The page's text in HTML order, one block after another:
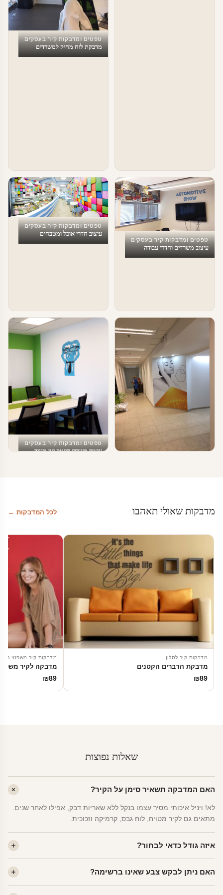
טפטים ומדבקות קיר בעסקים
מדבקת לוח מחיק למשרדים
טפטים ומדבקות קיר בעסקים
עיצוב משרדים וחדרי עבודה
טפטים ומדבקות קיר בעסקים
עיצוב חדרי אוכל ומטבחים
טפטים ומדבקות קיר בעסקים
עיצוב משרדי הייטק יען מגניב
מדבקות שאולי תאהבו לכל המדבקות ←
מדבקות קיר לסלון
מדבקת הדברים הקטנים
₪89
מדבקות קיר משפטי
מדבקה לקיר
₪89
שאלות נפוצות
האם המדבקה תשאיר סימן על הקיר?
לא! ויניל איכותי מסיר עצמו בנקל ללא שאריות דבק, אפילו לאחר שנים.
מתאים גם לקיר מטויח, לוח גבס, קרמיקה וזכוכית.
איזה גודל כדאי לבחור?
שינה של מבוגרים — L. לפינה קטנה — S.
האם ניתן לבקש צבע שאינו ברשימה?